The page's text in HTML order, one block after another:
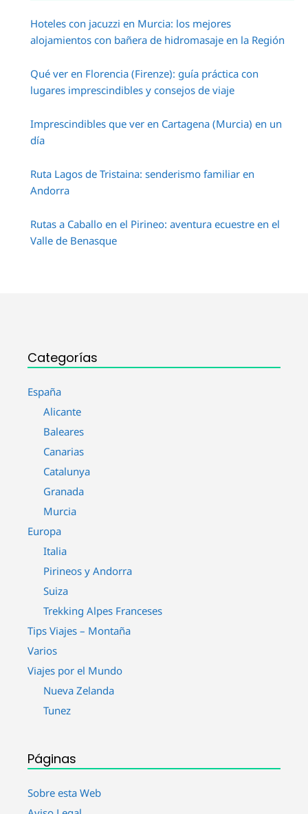
Hoteles con jacuzzi en Murcia: los mejores
alojamientos con bañera de hidromasaje en la Región
Qué ver en Florencia (Firenze): guía práctica con
lugares imprescindibles y consejos de viaje
Imprescindibles que ver en Cartagena (Murcia) en un
día
Ruta Lagos de Tristaina: senderismo familiar en
Andorra
Rutas a Caballo en el Pirineo: aventura ecuestre en el
Valle de Benasque
Categorías
España
Alicante
Baleares
Canarias
Catalunya
Granada
Murcia
Europa
Italia
Pirineos y Andorra
Suiza
Trekking Alpes Franceses
Tips Viajes – Montaña
Varios
Viajes por el Mundo
Nueva Zelanda
Tunez
Páginas
Sobre esta Web